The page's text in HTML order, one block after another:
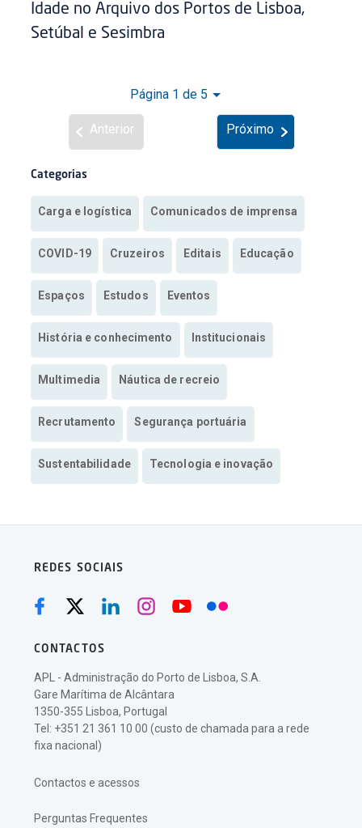
Idade no Arquivo dos Portos de Lisboa,
Setúbal e Sesimbra
Página 1 de 5
Anterior Próximo
Categorias
Carga e logística Comunicados de imprensa
COVID-19 Cruzeiros Editais Educação
Espaços Estudos Eventos
História e conhecimento Institucionais
Multimedia Náutica de recreio
Recrutamento Segurança portuária
Sustentabilidade Tecnologia e inovação
REDES SOCIAIS
CONTACTOS
APL - Administração do Porto de Lisboa, S.A.
Gare Marítima de Alcântara
1350-355 Lisboa, Portugal
Tel: +351 21 361 10 00 (custo de chamada para a rede
fixa nacional)
Contactos e acessos
Perguntas Frequentes